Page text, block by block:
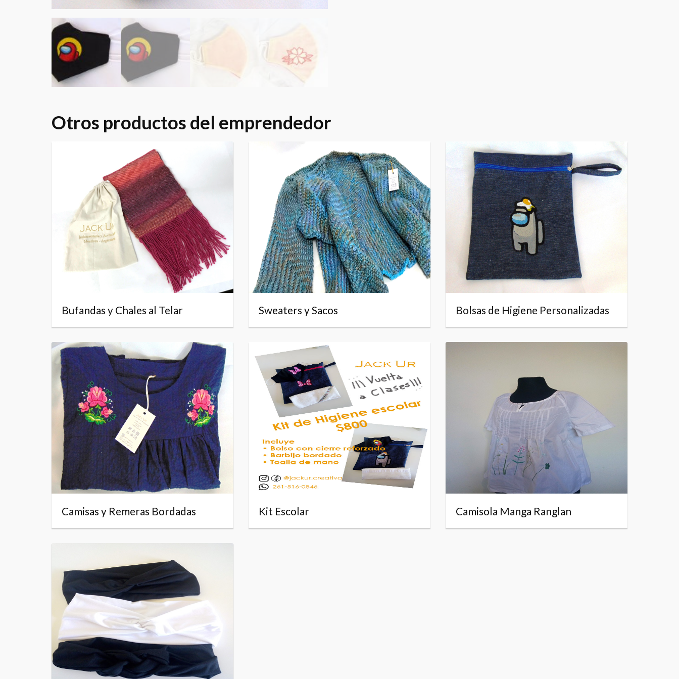
Otros productos del emprendedor
Bufandas y Chales al Telar Sweaters y Sacos Bolsas de Higiene Personalizadas
Camisas y Remeras Bordadas Kit Escolar Camisola Manga Ranglan